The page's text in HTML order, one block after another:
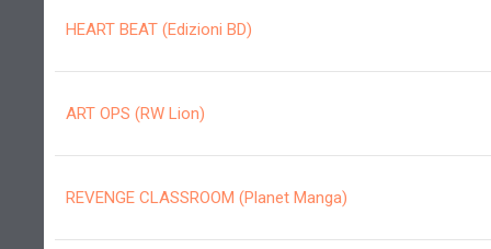
HEART BEAT (Edizioni BD)
ART OPS (RW Lion)
REVENGE CLASSROOM (Planet Manga)